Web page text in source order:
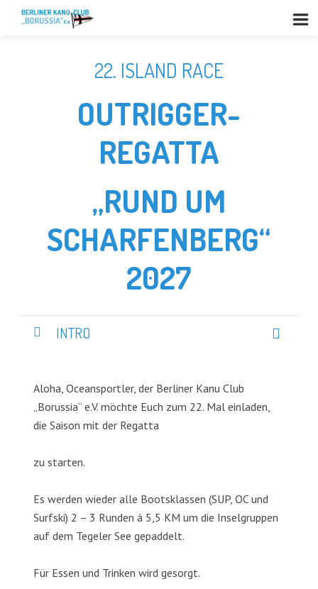
22. ISLAND RACE
OUTRIGGER-
REGATTA
„RUND UM
SCHARFENBERG“
2027
INTRO
Aloha, Oceansportler, der Berliner Kanu Club
„Borussia“ e.V. möchte Euch zum 22. Mal einladen,
die Saison mit der Regatta
zu starten.
Es werden wieder alle Bootsklassen (SUP, OC und
Surfski) 2 – 3 Runden á 5,5 KM um die Inselgruppen
auf dem Tegeler See gepaddelt.
Für Essen und Trinken wird gesorgt.